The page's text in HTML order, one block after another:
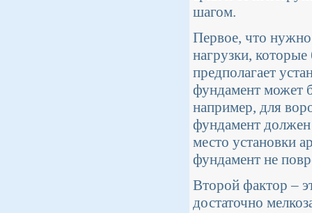
шагом.
Первое, что нужно
нагрузки,
предполагает
фундамент может
например, для
фундамент
место установки
фундамент не
Второй фактор –
достаточно